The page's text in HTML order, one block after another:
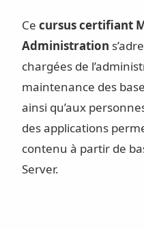
Ce cursus certifiant
Administration
chargées de
maintenance des
ainsi qu’aux
des applications
contenu à partir de
Server.